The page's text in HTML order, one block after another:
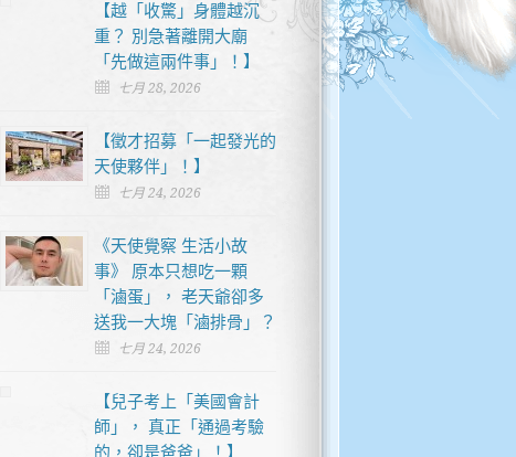
【越「收驚」身體越沉
重？ 別急著離開大廟
「先做這兩件事」！】
七月 28, 2026
【徵才招募「一起發光的
天使夥伴」！】
七月 24, 2026
《天使覺察 生活小故
事》 原本只想吃一顆
「滷蛋」， 老天爺卻多
送我一大塊「滷排骨」？
七月 24, 2026
【兒子考上「美國會計
師」， 真正「通過考驗
的，卻是爸爸」！】